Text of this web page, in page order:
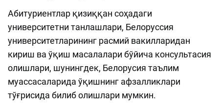
Абитуриентлар қизиққан соҳадаги
университетни танлашлари, Белоруссия
университетларининг расмий вакилларидан
кириш ва ўқиш масалалари бўйича консультасия
олишлари, шунингдек, Белорусия таълим
муассасаларида ўқишнинг афзалликлари
тўғрисида билиб олишлари мумкин.